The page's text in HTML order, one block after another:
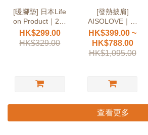
[暖腳墊] 日本Life
on Product｜2合
1｜暖墊暖毯冬天
必備
HK$299.00
HK$329.00
[發熱披肩]
AISOLOVE｜石
墨烯｜1秒速熱五
檔控溫
HK$399.00 ~
HK$788.00
HK$1,095.00
查看更多